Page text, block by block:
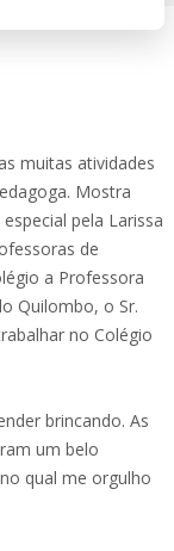
muitas atividades
Mostra
pela Larissa
de
a Professora
Quilombo, o Sr.
no Colégio
brincando. As
um belo
qual me orgulho